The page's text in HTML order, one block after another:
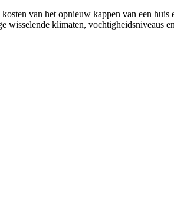
van het opnieuw kappen van een
klimaten, vochtigheidsniveaus